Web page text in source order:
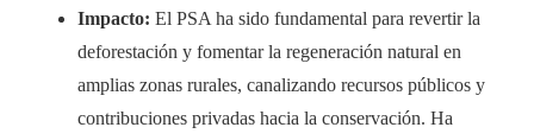
Impacto: El PSA ha sido fundamental para revertir la
deforestación y fomentar la regeneración natural en
amplias zonas rurales, canalizando recursos públicos y
contribuciones privadas hacia la conservación. Ha